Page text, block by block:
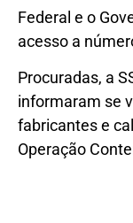
Federal e o
acesso a
Procuradas, a
informaram se
fabricantes e
Operação